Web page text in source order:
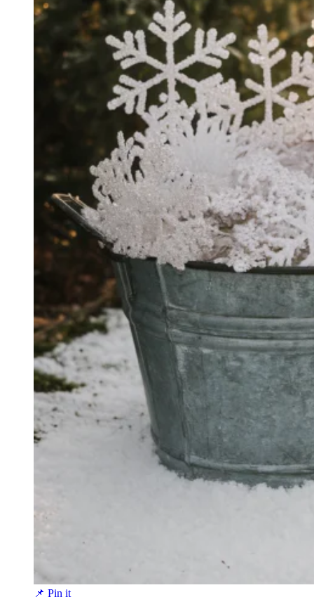
📌 Pin it